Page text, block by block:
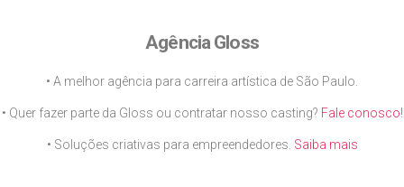
Agência Gloss
• A melhor agência para carreira artística de São Paulo.
• Quer fazer parte da Gloss ou contratar nosso casting? Fale conosco!
• Soluções criativas para empreendedores. Saiba mais